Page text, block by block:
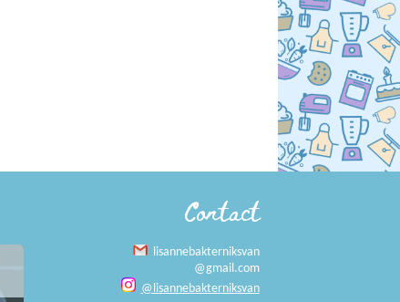
Contact
lisannebakterniksvan
@gmail.com
@lisannebakterniksvan